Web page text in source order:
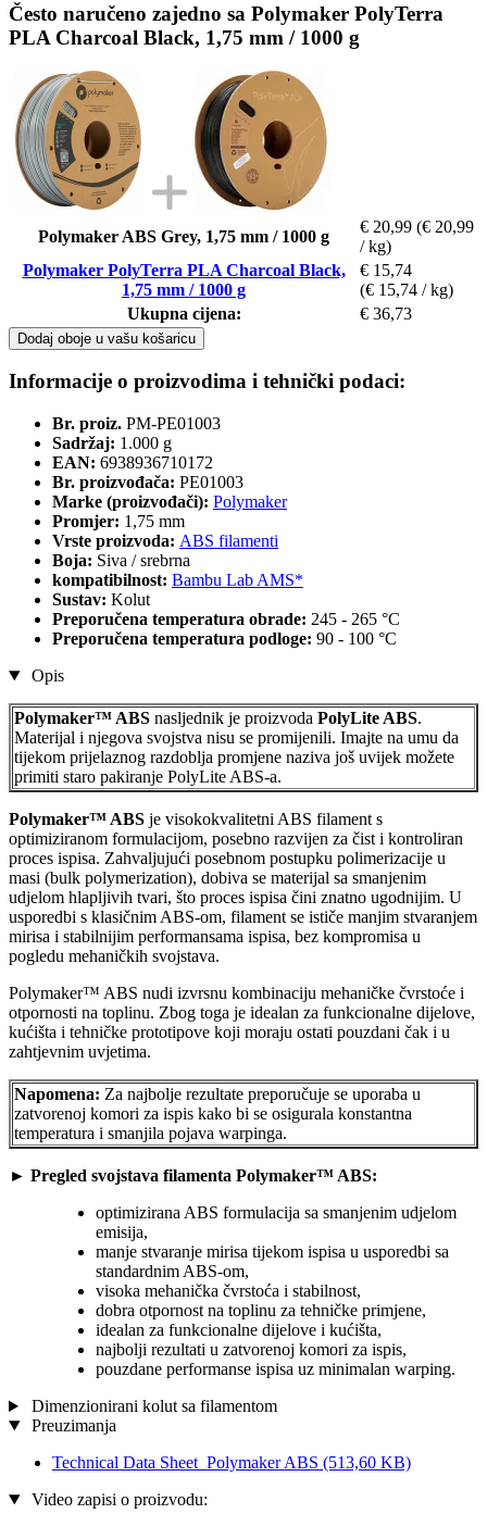
Često naručeno zajedno sa Polymaker PolyTerra
PLA Charcoal Black, 1,75 mm / 1000 g
Polymaker ABS Grey, 1,75 mm / 1000 g
€ 20,99 (€ 20,99
/ kg)
Polymaker PolyTerra PLA Charcoal Black,
1,75 mm / 1000 g
€ 15,74
(€ 15,74 / kg)
Ukupna cijena:
€ 36,73
Dodaj oboje u vašu košaricu
Informacije o proizvodima i tehnički podaci:
Br. proiz. PM-PE01003
Sadržaj: 1.000 g
EAN: 6938936710172
Br. proizvođača: PE01003
Marke (proizvođači): Polymaker
Promjer: 1,75 mm
Vrste proizvoda: ABS filamenti
Boja: Siva / srebrna
kompatibilnost: Bambu Lab AMS*
Sustav: Kolut
Preporučena temperatura obrade: 245 - 265 °C
Preporučena temperatura podloge: 90 - 100 °C
Opis
Polymaker™ ABS nasljednik je proizvoda PolyLite ABS.
Materijal i njegova svojstva nisu se promijenili. Imajte na umu da
tijekom prijelaznog razdoblja promjene naziva još uvijek možete
primiti staro pakiranje PolyLite ABS-a.
Polymaker™ ABS je visokokvalitetni ABS filament s
optimiziranom formulacijom, posebno razvijen za čist i kontroliran
proces ispisa. Zahvaljujući posebnom postupku polimerizacije u
masi (bulk polymerization), dobiva se materijal sa smanjenim
udjelom hlapljivih tvari, što proces ispisa čini znatno ugodnijim. U
usporedbi s klasičnim ABS-om, filament se ističe manjim stvaranjem
mirisa i stabilnijim performansama ispisa, bez kompromisa u
pogledu mehaničkih svojstava.
Polymaker™ ABS nudi izvrsnu kombinaciju mehaničke čvrstoće i
otpornosti na toplinu. Zbog toga je idealan za funkcionalne dijelove,
kućišta i tehničke prototipove koji moraju ostati pouzdani čak i u
zahtjevnim uvjetima.
Napomena: Za najbolje rezultate preporučuje se uporaba u
zatvorenoj komori za ispis kako bi se osigurala konstantna
temperatura i smanjila pojava warpinga.
► Pregled svojstava filamenta Polymaker™ ABS:
optimizirana ABS formulacija sa smanjenim udjelom
emisija,
manje stvaranje mirisa tijekom ispisa u usporedbi sa
standardnim ABS-om,
visoka mehanička čvrstoća i stabilnost,
dobra otpornost na toplinu za tehničke primjene,
idealan za funkcionalne dijelove i kućišta,
najbolji rezultati u zatvorenoj komori za ispis,
pouzdane performanse ispisa uz minimalan warping.
Dimenzionirani kolut sa filamentom
Preuzimanja
Technical Data Sheet_Polymaker ABS (513,60 KB)
Video zapisi o proizvodu: